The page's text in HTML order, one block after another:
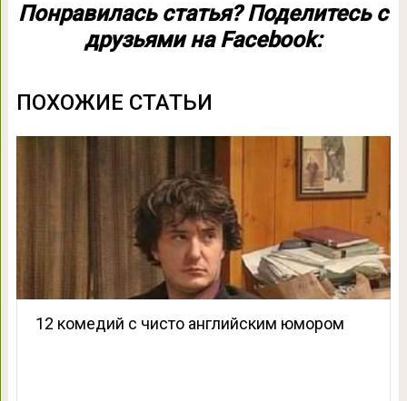
Понравилась статья? Поделитесь с
друзьями на Facebook:
ПОХОЖИЕ СТАТЬИ
12 комедий с чисто английским юмором